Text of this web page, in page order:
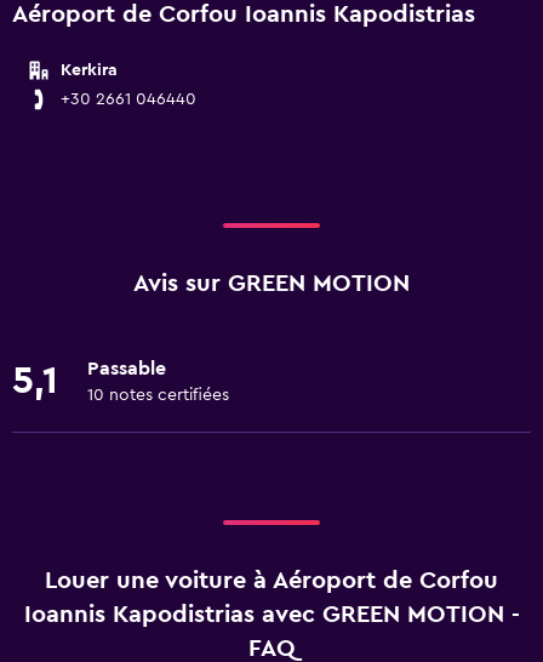
Aéroport de Corfou Ioannis Kapodistrias
Kerkira
+30 2661 046440
Avis sur GREEN MOTION
5,1 Passable
10 notes certifiées
Louer une voiture à Aéroport de Corfou
Ioannis Kapodistrias avec GREEN MOTION -
FAQ